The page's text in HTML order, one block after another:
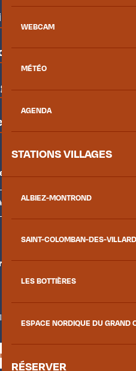
WEBCAM
MÉTÉO
AGENDA
STATIONS VILLAGES
ALBIEZ-MONTROND
SAINT-COLOMBAN-DES-
LES BOTTIÈRES
ESPACE NORDIQUE DU GRAND
RÉSERVER
des locaux
pro
d'explorer la vallée.
la newsletter
venir ?